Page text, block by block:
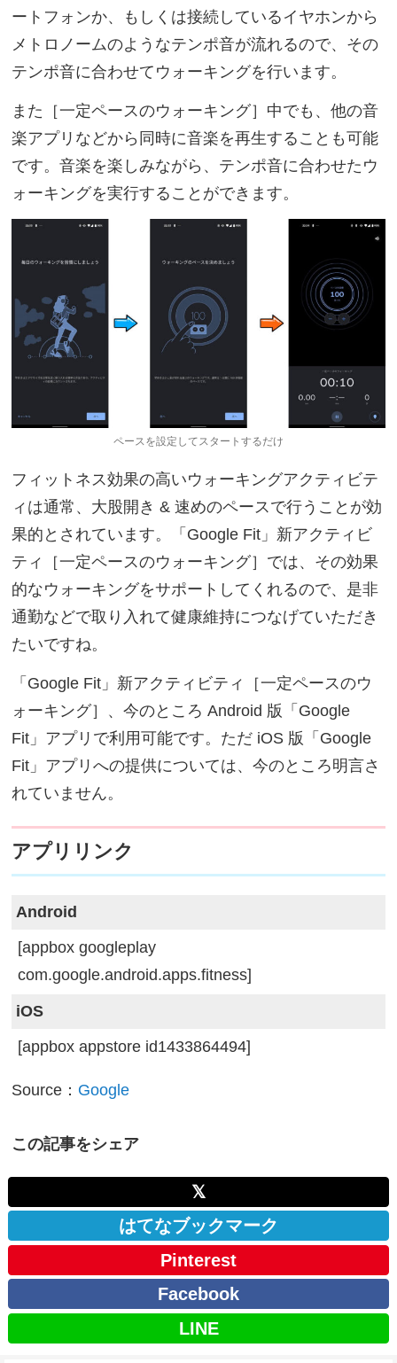
ートフォンか、もしくは接続しているイヤホンから
メトロノームのようなテンポ音が流れるので、その
テンポ音に合わせてウォーキングを行います。
また［一定ペースのウォーキング］中でも、他の音
楽アプリなどから同時に音楽を再生することも可能
です。音楽を楽しみながら、テンポ音に合わせたウ
ォーキングを実行することができます。
ペースを設定してスタートするだけ
フィットネス効果の高いウォーキングアクティビテ
ィは通常、大股開き & 速めのペースで行うことが効
果的とされています。「Google Fit」新アクティビ
ティ［一定ペースのウォーキング］では、その効果
的なウォーキングをサポートしてくれるので、是非
通勤などで取り入れて健康維持につなげていただき
たいですね。
「Google Fit」新アクティビティ［一定ペースのウ
ォーキング］、今のところ Android 版「Google
Fit」アプリで利用可能です。ただ iOS 版「Google
Fit」アプリへの提供については、今のところ明言さ
れていません。
アプリリンク
Android
[appbox googleplay
com.google.android.apps.fitness]
iOS
[appbox appstore id1433864494]
Source： Google
この記事をシェア
𝕏
はてなブックマーク
Pinterest
Facebook
LINE